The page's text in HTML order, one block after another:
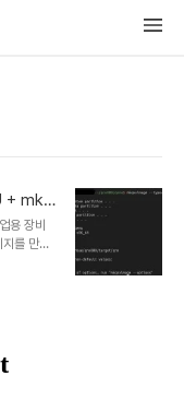
+ mkq
용 장비
를 만들
로 따라
도를 위